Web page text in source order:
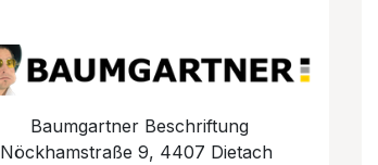
Baumgartner Beschriftung
Nöckhamstraße 9, 4407 Dietach